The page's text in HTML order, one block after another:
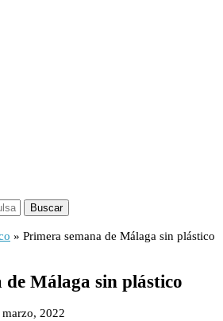
Buscar
» Primera semana de Málaga sin plástico
de Málaga sin plástico
marzo, 2022